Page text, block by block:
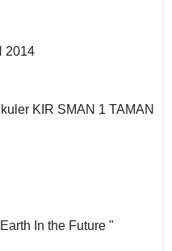
2014
KIR SMAN 1 TAMAN
In the Future "